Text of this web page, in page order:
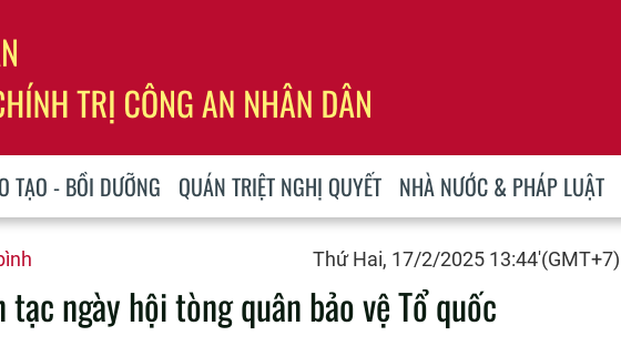
TẠO - BỒI DƯỠNG QUÁN TRIỆT NGHỊ QUYẾT NHÀ NƯỚC & PHÁP LUẬT
Thứ Hai, 17/2/2025 13:44'(GMT+7)
tạc ngày hội tòng quân bảo vệ Tổ quốc